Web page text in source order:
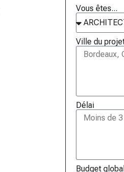
Vous êtes...
Ville du
Délai
Budget